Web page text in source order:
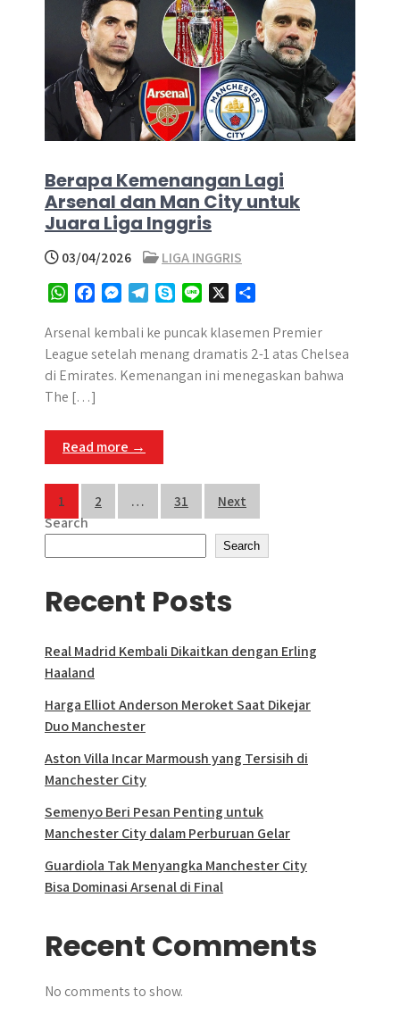
Berapa Kemenangan Lagi
Arsenal dan Man City untuk
Juara Liga Inggris
03/04/2026
LIGA INGGRIS
W
a
t
s
A
p
p
c
e
b
k
s
s
e
e
r
l
e
g
m
y
p
e
n
e
a
r
e
Arsenal kembali ke puncak klasemen Premier
League setelah menang dramatis 2-1 atas Chelsea
di Emirates. Kemenangan ini menegaskan bahwa
The […]
Read more →
Posts
pagination
1 2 … 31 Next
Search
Search
Recent Posts
Real Madrid Kembali Dikaitkan dengan Erling
Haaland
Harga Elliot Anderson Meroket Saat Dikejar
Duo Manchester
Aston Villa Incar Marmoush yang Tersisih di
Manchester City
Semenyo Beri Pesan Penting untuk
Manchester City dalam Perburuan Gelar
Guardiola Tak Menyangka Manchester City
Bisa Dominasi Arsenal di Final
Recent Comments
No comments to show.